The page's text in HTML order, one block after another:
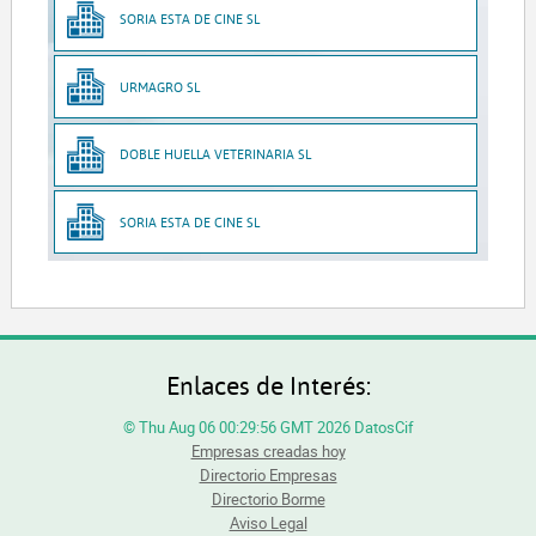
SORIA ESTA DE CINE SL
URMAGRO SL
DOBLE HUELLA VETERINARIA SL
SORIA ESTA DE CINE SL
Enlaces de Interés:
© Thu Aug 06 00:29:56 GMT 2026 DatosCif
Empresas creadas hoy
Directorio Empresas
Directorio Borme
Aviso Legal